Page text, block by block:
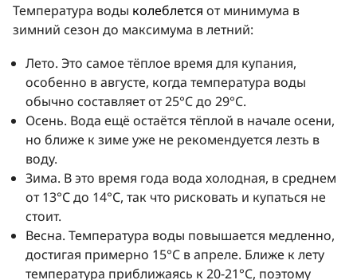
Температура воды колеблется от минимума в
зимний сезон до максимума в летний:
Лето. Это самое тёплое время для купания,
особенно в августе, когда температура воды
обычно составляет от 25°C до 29°C.
Осень. Вода ещё остаётся тёплой в начале осени,
но ближе к зиме уже не рекомендуется лезть в
воду.
Зима. В это время года вода холодная, в среднем
от 13°C до 14°C, так что рисковать и купаться не
стоит.
Весна. Температура воды повышается медленно,
достигая примерно 15°C в апреле. Ближе к лету
температура приближаясь к 20-21°C, поэтому